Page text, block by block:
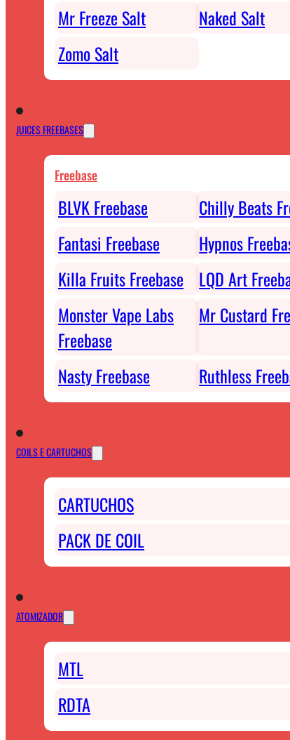
Mr Freeze Salt
Naked Salt
Zomo Salt
JUICES FREEBASES
Freebase
BLVK Freebase Chilly Beats
Fantasi Freebase
Hypnos
Killa Fruits Freebase
LQD Art
Monster Vape Labs
Freebase
Mr Custard
Nasty Freebase Ruthless
COILS E CARTUCHOS
CARTUCHOS
PACK DE COIL
ATOMIZADOR
MTL
RDTA